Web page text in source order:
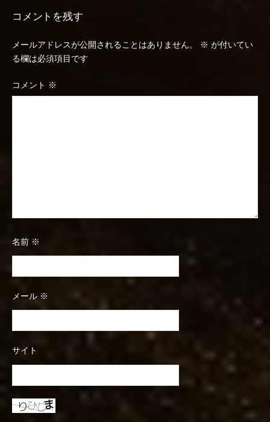
ョ
ン
コメントを残す
メールアドレスが公開されることはありません。 ※ が付いてい
る欄は必須項目です
コメント ※
名前 ※
メール ※
サイト